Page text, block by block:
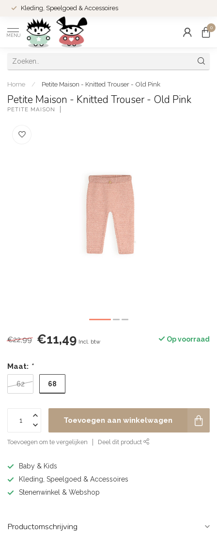
Kleding, Speelgoed & Accessoires
MENU
0
Home / Petite Maison - Knitted Trouser - Old Pink
Petite Maison - Knitted Trouser - Old Pink
PETITE MAISON
€22,99 €11,49 Incl. btw Op voorraad
Maat: *
62 68
Toevoegen aan winkelwagen
Toevoegen om te vergelijken Deel dit product
Baby & Kids
Kleding, Speelgoed & Accessoires
Stenenwinkel & Webshop
Productomschrijving